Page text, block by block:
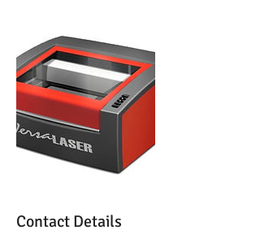
Contact Details